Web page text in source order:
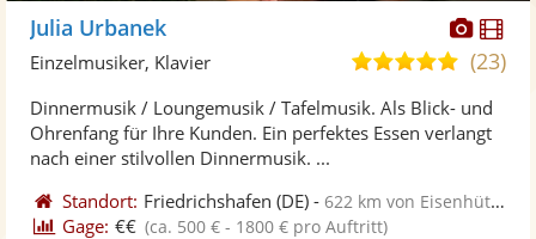
Fotos
Julia Urbanek
5,0
5
Sternen
(23)
Einzelmusiker, Klavier
Dinnermusik / Loungemusik / Tafelmusik. Als Blick- und
Ohrenfang für Ihre Kunden. Ein perfektes Essen verlangt
nach einer stilvollen Dinnermusik. ...
Standort: Friedrichshafen (DE) -622 km von Eisenhüttenstadt
Gage: €€ (ca. 500 € - 1800 € pro Auftritt)